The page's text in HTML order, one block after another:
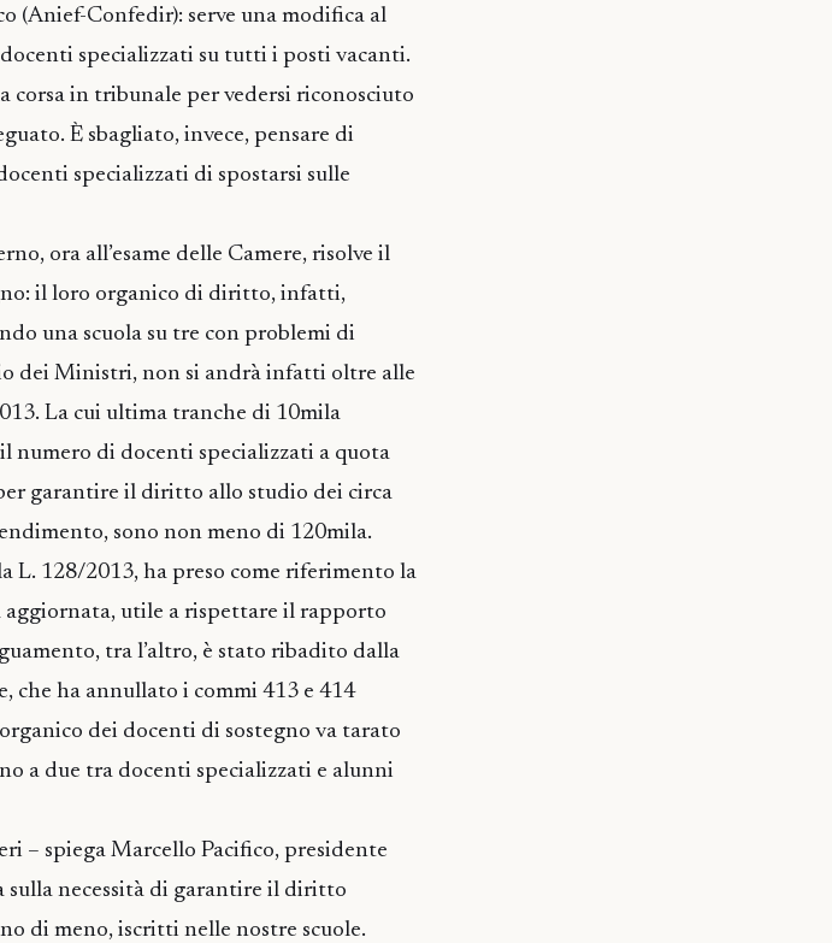
(Anief-Confedir): serve una modifica al
specializzati su tutti i posti vacanti.
corsa in tribunale per vedersi riconosciuto
È sbagliato, invece, pensare di
specializzati di spostarsi sulle
ora all’esame delle Camere, risolve il
il loro organico di diritto, infatti,
una scuola su tre con problemi di
dei Ministri, non si andrà infatti oltre alle
La cui ultima tranche di 10mila
numero di docenti specializzati a quota
garantire il diritto allo studio dei circa
sono non meno di 120mila.
L. 128/2013, ha preso come riferimento la
aggiornata, utile a rispettare il rapporto
tra l’altro, è stato ribadito dalla
che ha annullato i commi 413 e 414
dei docenti di sostegno va tarato
a due tra docenti specializzati e alunni
– spiega Marcello Pacifico, presidente
sulla necessità di garantire il diritto
di meno, iscritti nelle nostre scuole.